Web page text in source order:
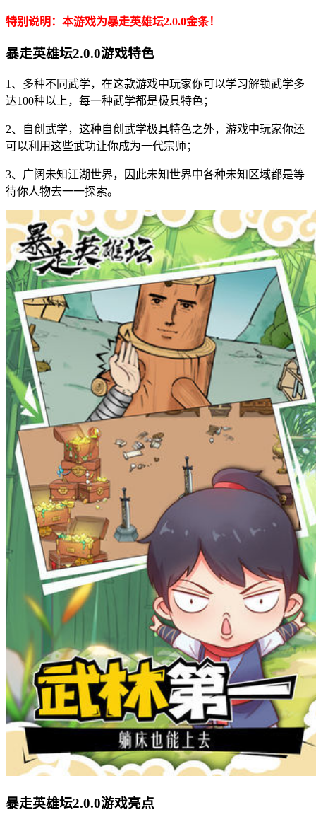
特别说明：本游戏为暴走英雄坛2.0.0金条！
暴走英雄坛2.0.0游戏特色
1、多种不同武学，在这款游戏中玩家你可以学习解锁武学多
达100种以上，每一种武学都是极具特色；
2、自创武学，这种自创武学极具特色之外，游戏中玩家你还
可以利用这些武功让你成为一代宗师；
3、广阔未知江湖世界，因此未知世界中各种未知区域都是等
待你人物去一一探索。
暴走英雄坛2.0.0游戏亮点